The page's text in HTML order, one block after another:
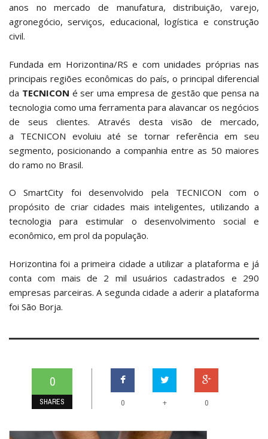
anos no mercado de manufatura, distribuição, varejo,
agronegócio, serviços, educacional, logística e construção
civil.
Fundada em Horizontina/RS e com unidades próprias nas
principais regiões econômicas do país, o principal diferencial
da TECNICON é ser uma empresa de gestão que pensa na
tecnologia como uma ferramenta para alavancar os negócios
de seus clientes. Através desta visão de mercado,
a TECNICON evoluiu até se tornar referência em seu
segmento, posicionando a companhia entre as 50 maiores
do ramo no Brasil.
O SmartCity foi desenvolvido pela TECNICON com o
propósito de criar cidades mais inteligentes, utilizando a
tecnologia para estimular o desenvolvimento social e
econômico, em prol da população.
Horizontina foi a primeira cidade a utilizar a plataforma e já
conta com mais de 2 mil usuários cadastrados e 290
empresas parceiras. A segunda cidade a aderir a plataforma
foi São Borja.
0
SHARES 0 + 0